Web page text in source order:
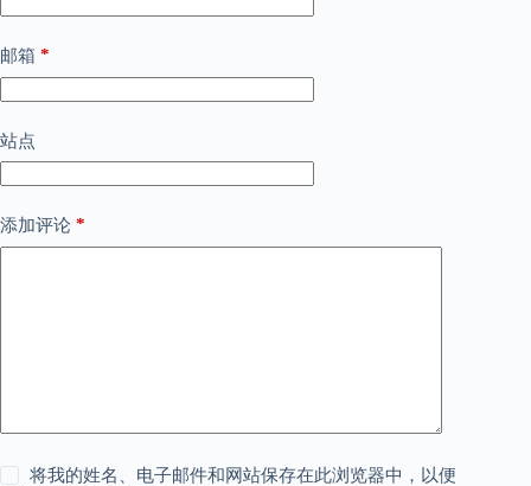
邮箱 *
站点
添加评论 *
将我的姓名、电子邮件和网站保存在此浏览器中，以便